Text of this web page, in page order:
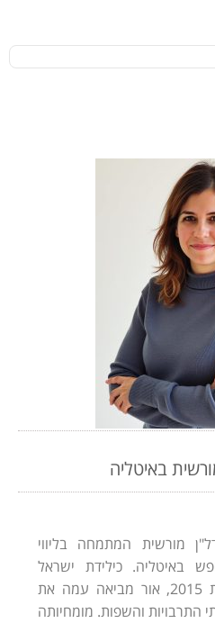
באיטליה
מורשית המתמחה בליווי
באיטליה. כילידת ישראל
המתגוררת בפירנצה משנת 2015, אור מביאה עמה את
התרבויות והשפות. מומחיותה